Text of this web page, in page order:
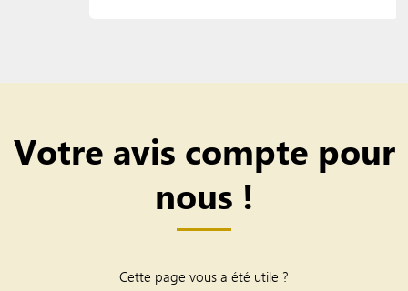
Votre avis compte pour
nous !
Cette page vous a été utile ?